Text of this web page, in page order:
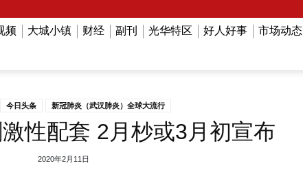
频 大城小镇 财经 副刊 光华特区 好人好事 市场动态
今日头条 新冠肺炎（武汉肺炎）全球大流行
性配套 2月杪或3月初宣布
2020年2月11日